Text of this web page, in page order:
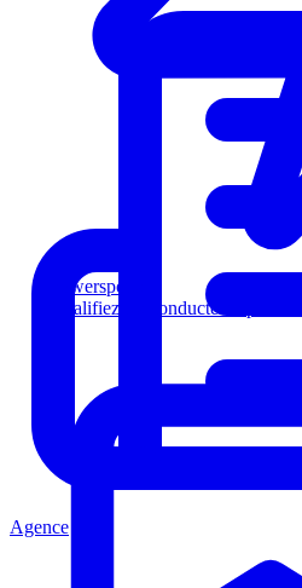
Powersports
Qualifiez les conducteurs plus vite
Agence